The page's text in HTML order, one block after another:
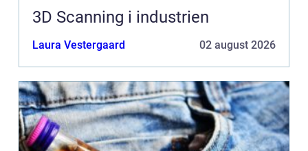
3D Scanning i industrien
Laura Vestergaard 02 august 2026